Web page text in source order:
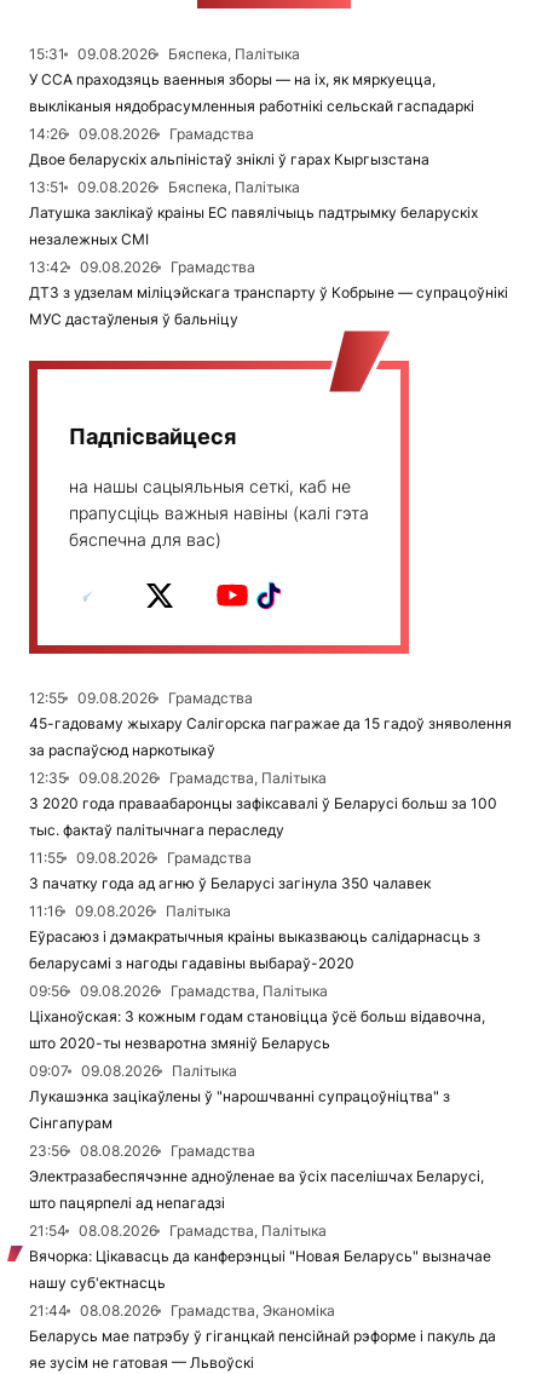
15:31 09.08.2026
Бяспека, Палітыка
У ССА праходзяць ваенныя зборы — на іх, як мяркуецца,
выкліканыя нядобрасумленныя работнікі сельскай гаспадаркі
14:26
09.08.2026
Грамадства
Двое беларускіх альпіністаў зніклі ў гарах Кыргызстана
13:51
09.08.2026
Бяспека, Палітыка
Латушка заклікаў краіны ЕС павялічыць падтрымку беларускіх
незалежных СМІ
13:42
09.08.2026
Грамадства
ДТЗ з удзелам міліцэйскага транспарту ў Кобрыне — супрацоўнікі
МУС дастаўленыя ў бальніцу
Падпісвайцеся
на нашы сацыяльныя сеткі, каб не
прапусціць важныя навіны (калі гэта
бяспечна для вас)
12:55 09.08.2026
Грамадства
45-гадоваму жыхару Салігорска пагражае да 15 гадоў зняволення
за распаўсюд наркотыкаў
12:35
09.08.2026
Грамадства, Палітыка
З 2020 года праваабаронцы зафіксавалі ў Беларусі больш за 100
тыс. фактаў палітычнага пераследу
11:55
09.08.2026
Грамадства
З пачатку года ад агню ў Беларусі загінула 350 чалавек
11:16
09.08.2026
Палітыка
Еўрасаюз і дэмакратычныя краіны выказваюць салідарнасць з
беларусамі з нагоды гадавіны выбараў-2020
09:56
09.08.2026
Грамадства, Палітыка
Ціханоўская: З кожным годам становіцца ўсё больш відавочна,
што 2020-ты незваротна змяніў Беларусь
09:07
09.08.2026
Палітыка
Лукашэнка зацікаўлены ў "нарошчванні супрацоўніцтва" з
Сінгапурам
23:56
08.08.2026
Грамадства
Электразабеспячэнне адноўленае ва ўсіх паселішчах Беларусі,
што пацярпелі ад непагадзі
21:54
08.08.2026
Грамадства, Палітыка
Вячорка: Цікавасць да канферэнцыі "Новая Беларусь" вызначае
нашу суб'ектнасць
21:44
08.08.2026
Грамадства, Эканоміка
Беларусь мае патрэбу ў гіганцкай пенсійнай рэформе і пакуль да
яе зусім не гатовая — Львоўскі